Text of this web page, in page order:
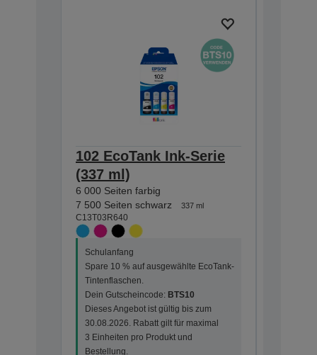
102 EcoTank Ink-Serie
(337 ml)
6 000 Seiten farbig
7 500 Seiten schwarz
337 ml
C13T03R640
Schulanfang
Spare 10 % auf ausgewählte EcoTank-
Tintenflaschen.
Dein Gutscheincode: BTS10
Dieses Angebot ist gültig bis zum
30.08.2026. Rabatt gilt für maximal
3 Einheiten pro Produkt und
Bestellung.